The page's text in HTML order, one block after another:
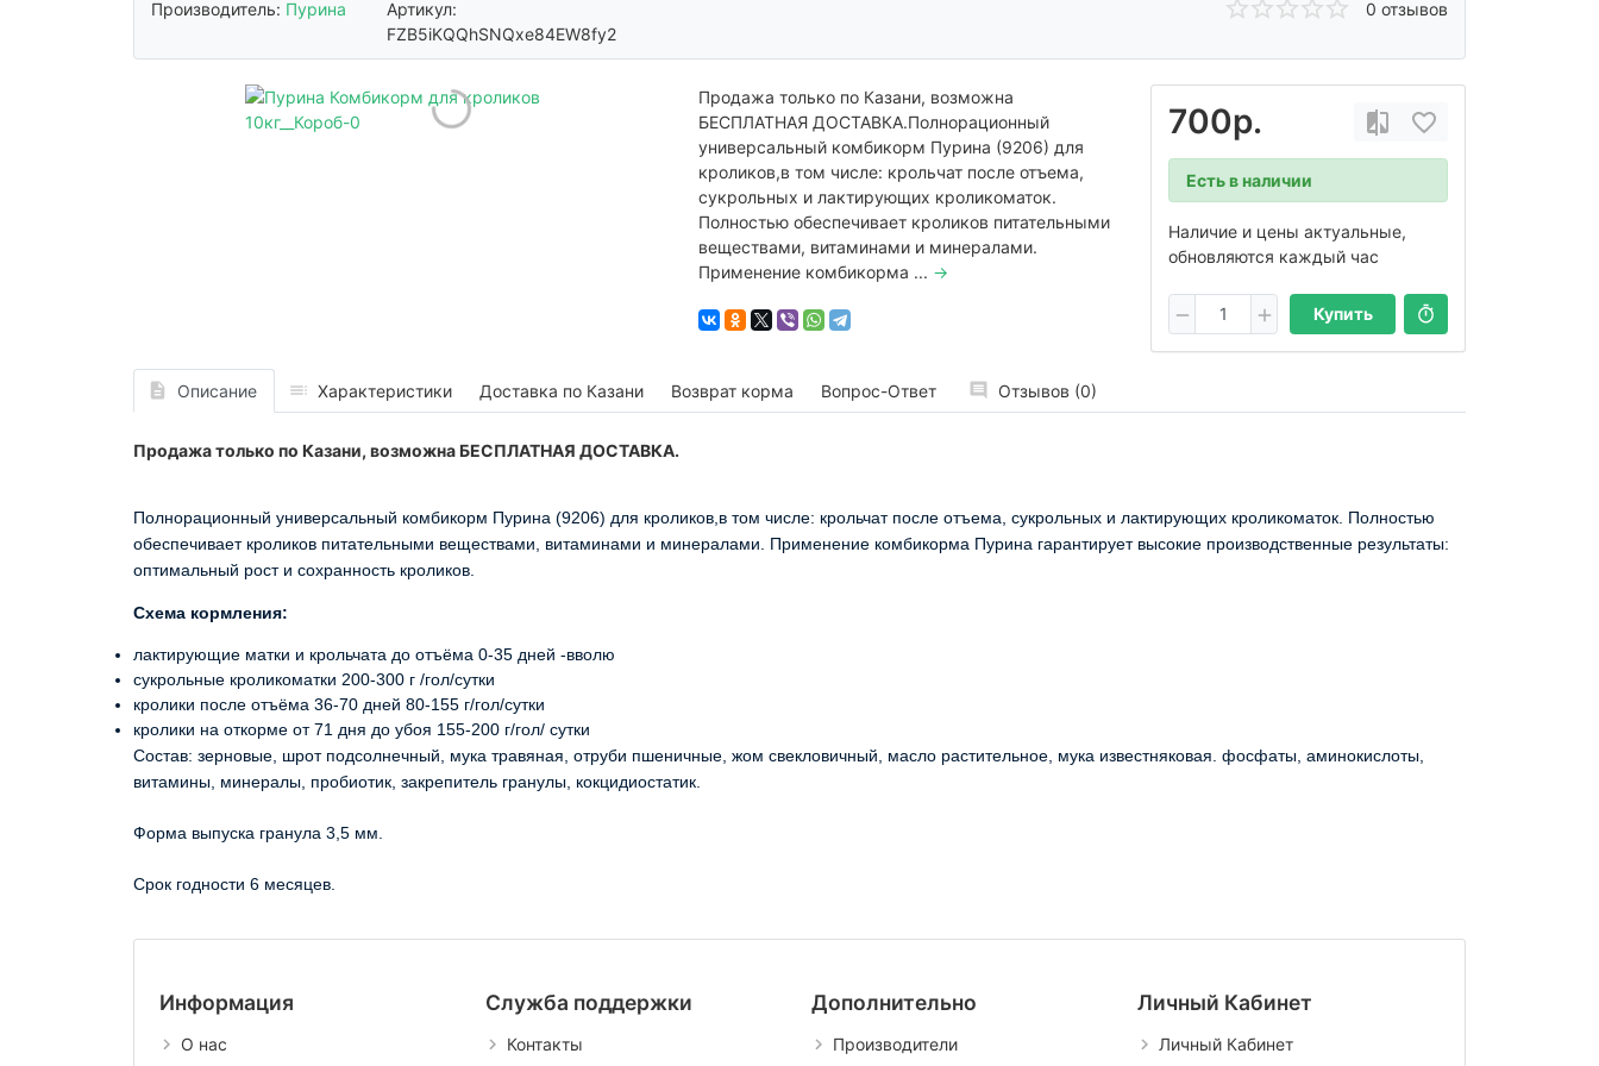
Производитель: Пурина
Артикул:
FZB5iKQQhSNQxe84EW8fy2
0 отзывов
700р.
Есть в наличии
Наличие и цены актуальные,
обновляются каждый час
Купить
Продажа только по Казани, возможна
БЕСПЛАТНАЯ ДОСТАВКА.Полнорационный
универсальный комбикорм Пурина (9206) для
кроликов,в том числе: крольчат после отъема,
сукрольных и лактирующих кроликоматок.
Полностью обеспечивает кроликов питательными
веществами, витаминами и минералами.
Применение комбикорма ... →
Описание Характеристики Доставка по Казани Возврат корма Вопрос-Ответ Отзывов (0)
Продажа только по Казани, возможна БЕСПЛАТНАЯ ДОСТАВКА.
Полнорационный универсальный комбикорм Пурина (9206) для кроликов,в том числе: крольчат после отъема, сукрольных и лактирующих кроликоматок. Полностью
обеспечивает кроликов питательными веществами, витаминами и минералами. Применение комбикорма Пурина гарантирует высокие производственные результаты:
оптимальный рост и сохранность кроликов.
Схема кормления:
лактирующие матки и крольчата до отъёма 0-35 дней -вволю
сукрольные кроликоматки 200-300 г /гол/сутки
кролики после отъёма 36-70 дней 80-155 г/гол/сутки
кролики на откорме от 71 дня до убоя 155-200 г/гол/ сутки
Состав: зерновые, шрот подсолнечный, мука травяная, отруби пшеничные, жом свекловичный, масло растительное, мука известняковая. фосфаты, аминокислоты,
витамины, минералы, пробиотик, закрепитель гранулы, кокцидиостатик.
Форма выпуска гранула 3,5 мм.
Срок годности 6 месяцев.
Информация
О нас
Служба поддержки
Контакты
Дополнительно
Производители
Личный Кабинет
Личный Кабинет